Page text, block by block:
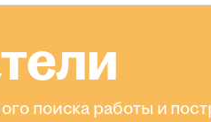
поиска работы и